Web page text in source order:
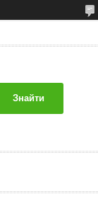
Знайти